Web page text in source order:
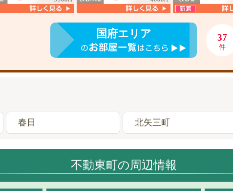
国府エリア 37
件
春日 北矢三町
不動東町の周辺情報